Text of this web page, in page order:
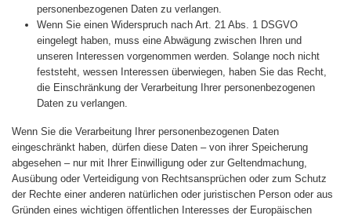
personenbezogenen Daten zu verlangen.
Wenn Sie einen Widerspruch nach Art. 21 Abs. 1 DSGVO
eingelegt haben, muss eine Abwägung zwischen Ihren und
unseren Interessen vorgenommen werden. Solange noch nicht
feststeht, wessen Interessen überwiegen, haben Sie das Recht,
die Einschränkung der Verarbeitung Ihrer personenbezogenen
Daten zu verlangen.
Wenn Sie die Verarbeitung Ihrer personenbezogenen Daten
eingeschränkt haben, dürfen diese Daten – von ihrer Speicherung
abgesehen – nur mit Ihrer Einwilligung oder zur Geltendmachung,
Ausübung oder Verteidigung von Rechtsansprüchen oder zum Schutz
der Rechte einer anderen natürlichen oder juristischen Person oder aus
Gründen eines wichtigen öffentlichen Interesses der Europäischen